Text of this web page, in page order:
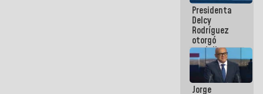
abordar
planes de
acción
Presidenta
Delcy
Rodríguez
otorgó
medalla
"Héroe de
Venezuela"
a servidores
públicos
Jorge